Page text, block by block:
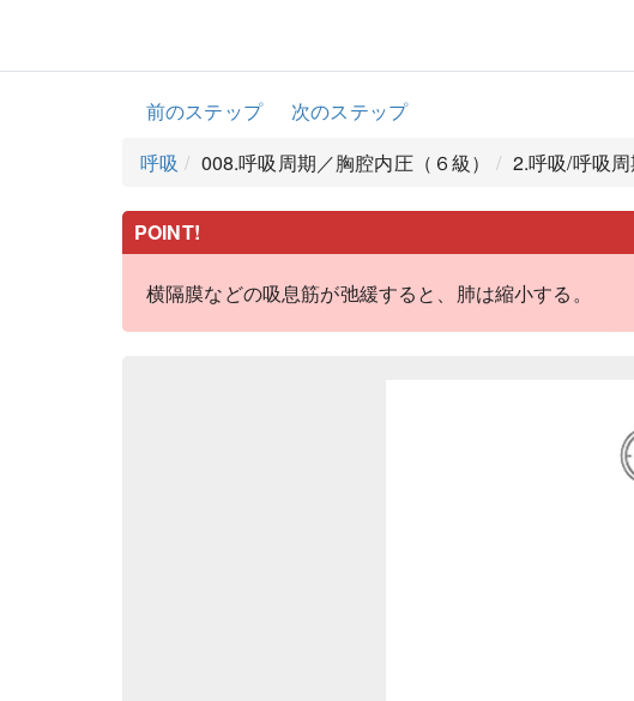
前のステップ
次のステップ
呼吸
008.呼吸周期／胸腔内圧（６級） 2.呼吸/呼吸
POINT!
横隔膜などの吸息筋が弛緩すると、肺は縮小する。